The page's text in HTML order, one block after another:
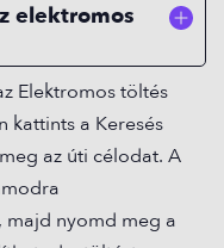
elektromos
Elektromos töltés
kattints a Keresés
az úti célodat. A
nyomd meg a